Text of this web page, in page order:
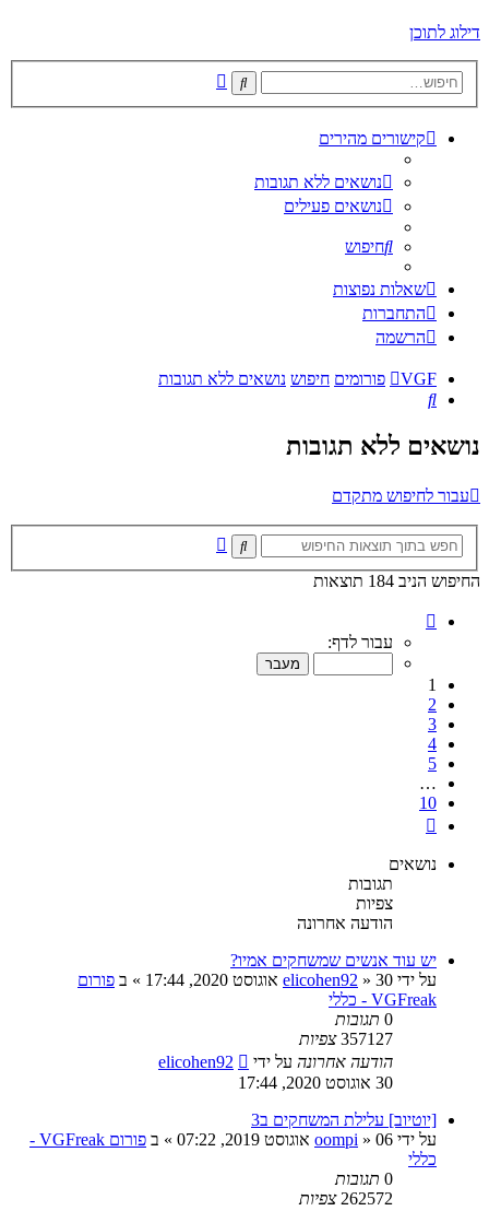
דילוג לתוכן
חיפוש
קישורים מהירים
נושאים ללא תגובות
נושאים פעילים
חיפוש
שאלות נפוצות
התחברות
הרשמה
VGF פורומים חיפוש נושאים ללא תגובות
חיפוש
נושאים ללא תגובות
עבור לחיפוש מתקדם
חיפוש
החיפוש הניב 184 תוצאות
מתוך
עבור לדף:
1
2
3
4
5
…
10
נושאים
תגובות
צפיות
הודעה אחרונה
יש עוד אנשים שמשחקים אמיו?
על ידי
elicohen92 » 30 אוגוסט 2020, 17:44 » ב פורום
VGFreak - כללי
0 תגובות
357127 צפיות
הודעה אחרונה על ידי
elicohen92
30 אוגוסט 2020, 17:44
[יוטיוב] עלילת המשחקים ב3
על ידי
oompi » 06 אוגוסט 2019, 07:22 » ב
פורום VGFreak -
כללי
0 תגובות
262572 צפיות